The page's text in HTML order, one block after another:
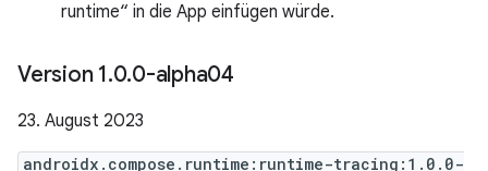
runtime“ in die App einfügen würde.
Version 1.0.0-alpha04
23. August 2023
androidx.compose.runtime:runtime-tracing:1.0.0-